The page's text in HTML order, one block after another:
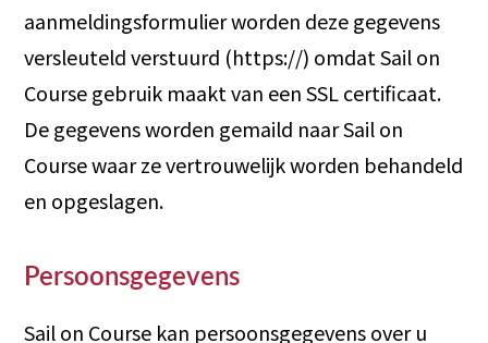
aanmeldingsformulier worden deze gegevens
versleuteld verstuurd (https://) omdat Sail on
Course gebruik maakt van een SSL certificaat.
De gegevens worden gemaild naar Sail on
Course waar ze vertrouwelijk worden behandeld
en opgeslagen.
Persoonsgegevens
Sail on Course kan persoonsgegevens over u